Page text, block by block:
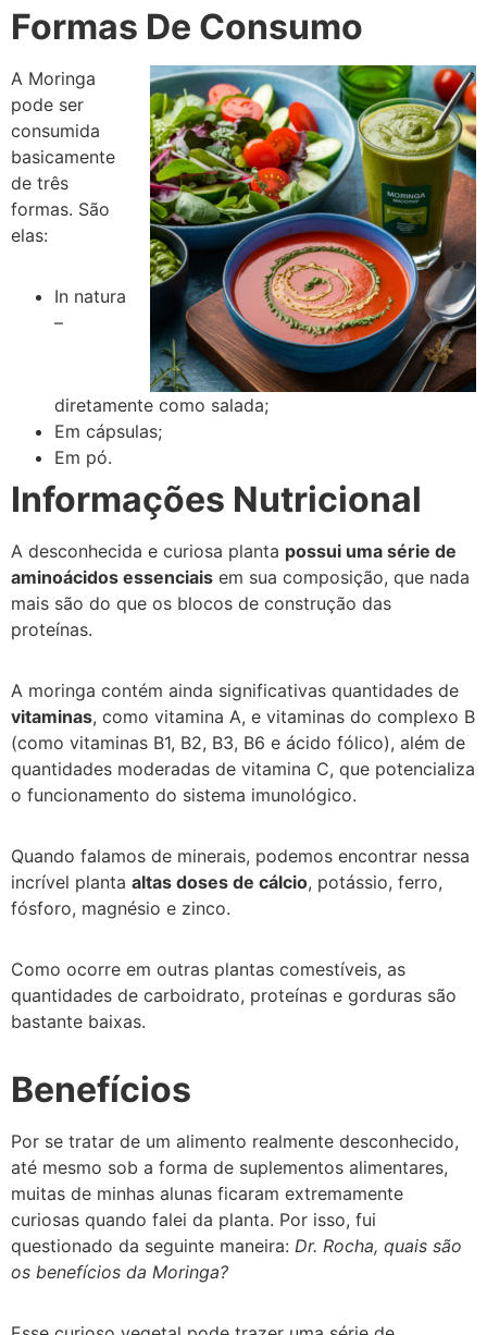
Formas De Consumo
A Moringa
pode ser
consumida
basicamente
de três
formas. São
elas:
In natura
–
diretamente como salada;
Em cápsulas;
Em pó.
Informações Nutricional
A desconhecida e curiosa planta possui uma série de
aminoácidos essenciais em sua composição, que nada
mais são do que os blocos de construção das
proteínas.
A moringa contém ainda significativas quantidades de
vitaminas, como vitamina A, e vitaminas do complexo B
(como vitaminas B1, B2, B3, B6 e ácido fólico), além de
quantidades moderadas de vitamina C, que potencializa
o funcionamento do sistema imunológico.
Quando falamos de minerais, podemos encontrar nessa
incrível planta altas doses de cálcio, potássio, ferro,
fósforo, magnésio e zinco.
Como ocorre em outras plantas comestíveis, as
quantidades de carboidrato, proteínas e gorduras são
bastante baixas.
Benefícios
Por se tratar de um alimento realmente desconhecido,
até mesmo sob a forma de suplementos alimentares,
muitas de minhas alunas ficaram extremamente
curiosas quando falei da planta. Por isso, fui
questionado da seguinte maneira: Dr. Rocha, quais são
os benefícios da Moringa?